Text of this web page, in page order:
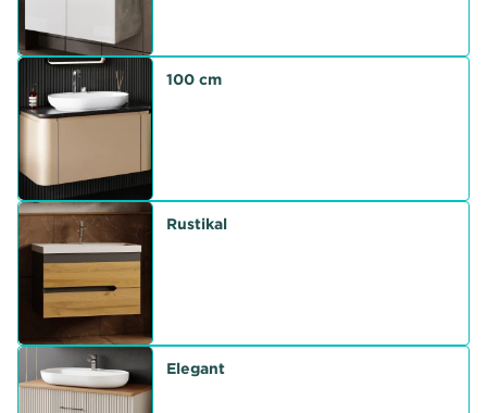
100 cm
Rustikal
Elegant